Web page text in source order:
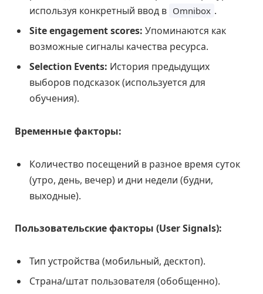
используя конкретный ввод в Omnibox .
Site engagement scores: Упоминаются как
возможные сигналы качества ресурса.
Selection Events: История предыдущих
выборов подсказок (используется для
обучения).
Временные факторы:
Количество посещений в разное время суток
(утро, день, вечер) и дни недели (будни,
выходные).
Пользовательские факторы (User Signals):
Тип устройства (мобильный, десктоп).
Страна/штат пользователя (обобщенно).